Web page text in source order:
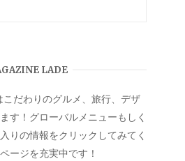
LADE
だわりのグルメ、旅行、デザ
す！グローバルメニューもしく
りの情報をクリックしてみてく
ージを充実中です！